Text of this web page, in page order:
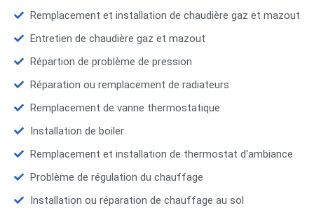
Remplacement et installation de chaudière gaz et mazout
Entretien de chaudière gaz et mazout
Répartion de problème de pression
Réparation ou remplacement de radiateurs
Remplacement de vanne thermostatique
Installation de boiler
Remplacement et installation de thermostat d'ambiance
Problème de régulation du chauffage
Installation ou réparation de chauffage au sol